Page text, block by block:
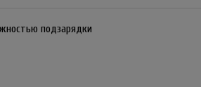
подзарядки